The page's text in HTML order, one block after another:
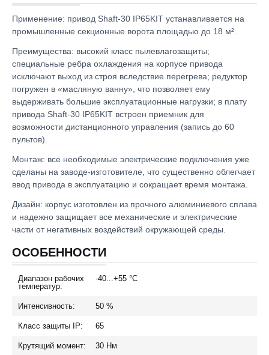
Применение: привод Shaft-30 IP65KIT устанавливается на
промышленные секционные ворота площадью до 18 м².
Преимущества: высокий класс пылевлагозащиты;
специальные ребра охлаждения на корпусе привода
исключают выход из строя вследствие перегрева; редуктор
погружен в «масляную ванну», что позволяет ему
выдерживать большие эксплуатационные нагрузки; в плату
привода Shaft-30 IP65KIT встроен приемник для
возможности дистанционного управления (запись до 60
пультов).
Монтаж: все необходимые электрические подключения уже
сделаны на заводе-изготовителе, что существенно облегчает
ввод привода в эксплуатацию и сокращает время монтажа.
Дизайн: корпус изготовлен из прочного алюминиевого сплава
и надежно защищает все механические и электрические
части от негативных воздействий окружающей среды.
ОСОБЕННОСТИ
Диапазон рабочих
температур:
-40...+55 °C
Интенсивность: 50 %
Класс защиты IP: 65
Крутящий момент: 30 Нм